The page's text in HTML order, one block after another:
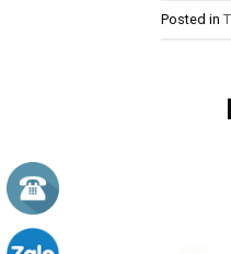
Posted in